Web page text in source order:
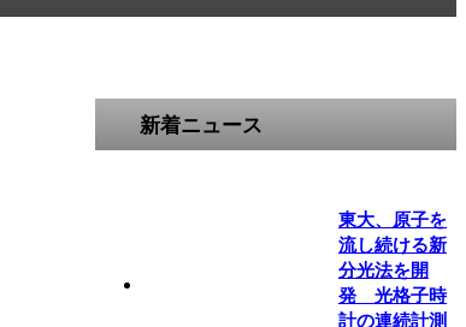
新着ニュース
東大、原子を
流し続ける新
分光法を開
発 光格子時
計の連続計測